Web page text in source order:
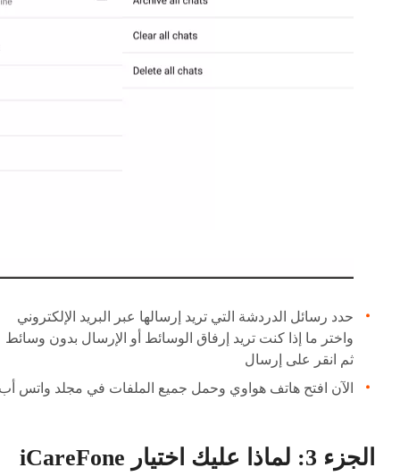
حدد رسائل الدردشة التي تريد إرسالها عبر البريد الإلكتروني
واختر ما إذا كنت تريد إرفاق الوسائط أو الإرسال بدون وسائط
ثم انقر على إرسال
الآن افتح هاتف هواوي وحمل جميع الملفات في مجلد واتس
الجزء 3: لماذا عليك اختيار iCareFone